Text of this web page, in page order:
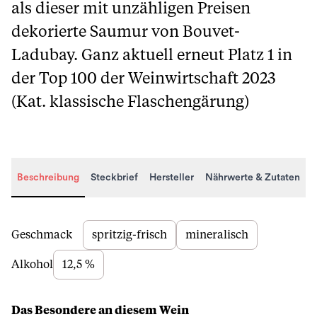
als dieser mit unzähligen Preisen
dekorierte Saumur von Bouvet-
Ladubay. Ganz aktuell erneut Platz 1 in
der Top 100 der Weinwirtschaft 2023
(Kat. klassische Flaschengärung)
Beschreibung Steckbrief Hersteller Nährwerte & Zutaten
Beschreibung
Geschmack spritzig-frisch mineralisch
Alkohol 12,5 %
Das Besondere an diesem Wein